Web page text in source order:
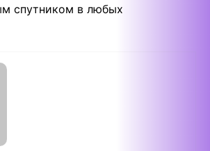
спутником в любых